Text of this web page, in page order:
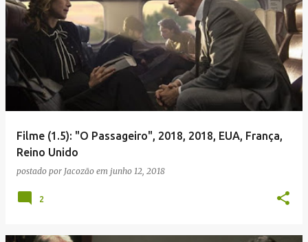
Filme (1.5): "O Passageiro", 2018, 2018, EUA, França,
Reino Unido
postado por Jacozão em junho 12, 2018
2